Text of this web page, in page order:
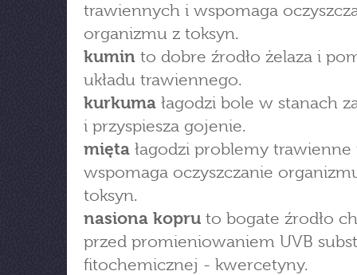
trawiennych i wspomaga
organizmu z toksyn.
kumin to dobre źrodło żelaza i
układu trawiennego.
kurkuma łagodzi bole w stanach
i przyspiesza gojenie.
mięta łagodzi problemy trawienne
wspomaga oczyszczanie
toksyn.
nasiona kopru to bogate źrodło
przed promieniowaniem UVB
fitochemicznej - kwercetyny.